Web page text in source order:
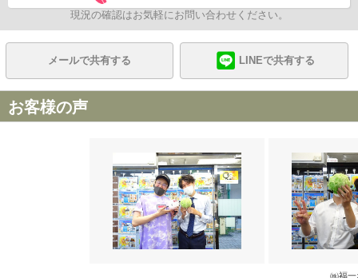
現況の確認はお気軽にお問い合わせください。
メールで共有する LINEで共有する
お客様の声
㈱福一